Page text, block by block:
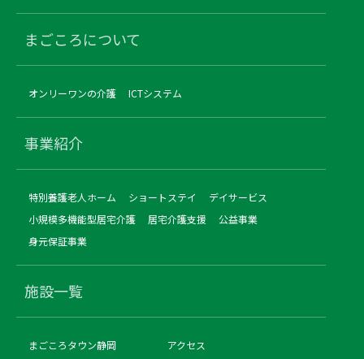
まごころについて
オンリーワンの介護 ICTシステム
事業紹介
特別養護老人ホーム ショートステイ
デイサービス
小規模多機能型居宅介護
居宅介護支援
公益事業
身元保証事業
施設一覧
まごころタウン静岡
アクセス